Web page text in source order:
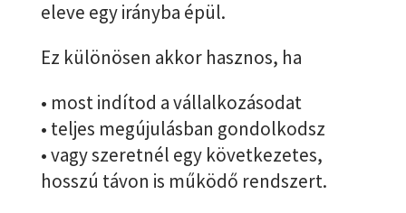
eleve egy irányba épül.
Ez különösen akkor hasznos, ha
• most indítod a vállalkozásodat
• teljes megújulásban gondolkodsz
• vagy szeretnél egy következetes,
hosszú távon is működő rendszert.